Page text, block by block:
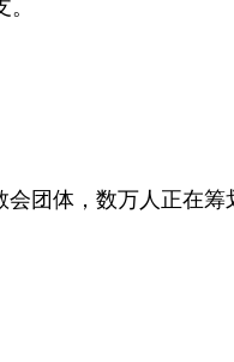
团体，数万人正在筹